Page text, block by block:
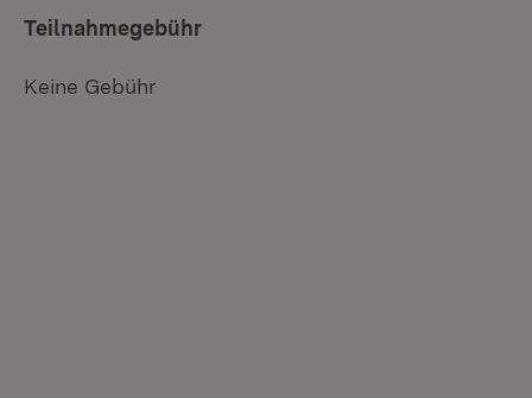
Teilnahmegebühr
Keine Gebühr